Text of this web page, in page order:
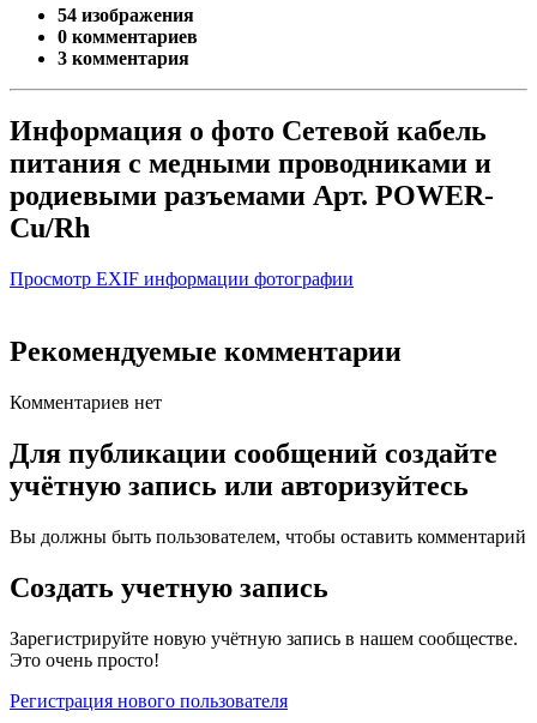
54 изображения
0 комментариев
3 комментария
Информация о фото Сетевой кабель
питания с медными проводниками и
родиевыми разъемами Арт. POWER-
Cu/Rh
Просмотр EXIF информации фотографии
Рекомендуемые комментарии
Комментариев нет
Для публикации сообщений создайте
учётную запись или авторизуйтесь
Вы должны быть пользователем, чтобы оставить комментарий
Создать учетную запись
Зарегистрируйте новую учётную запись в нашем сообществе.
Это очень просто!
Регистрация нового пользователя